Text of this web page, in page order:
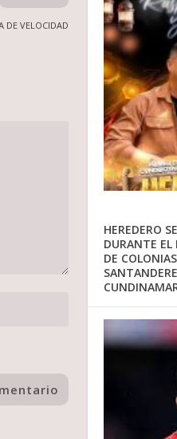
DE VELOCIDAD
HEREDERO
DURANTE EL
DE